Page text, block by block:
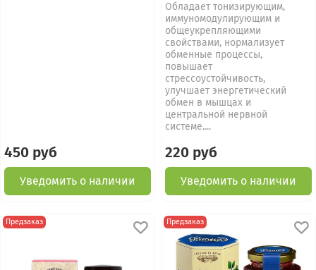
450 руб
Уведомить о наличии
Обладает тонизирующим,
иммуномодулирующим и
общеукрепляющими
свойствами, нормализует
обменные процессы,
повышает
стрессоустойчивость,
улучшает энергетический
обмен в мышцах и
центральной нервной
системе....
220 руб
Уведомить о наличии
Предзаказ Предзаказ